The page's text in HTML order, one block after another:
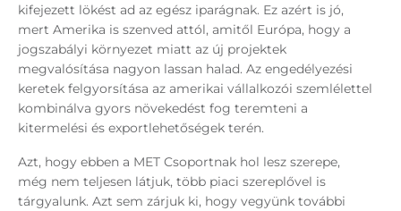
kifejezett lökést ad az egész iparágnak. Ez azért is jó,
mert Amerika is szenved attól, amitől Európa, hogy a
jogszabályi környezet miatt az új projektek
megvalósítása nagyon lassan halad. Az engedélyezési
keretek felgyorsítása az amerikai vállalkozói szemlélettel
kombinálva gyors növekedést fog teremteni a
kitermelési és exportlehetőségek terén.
Azt, hogy ebben a MET Csoportnak hol lesz szerepe,
még nem teljesen látjuk, több piaci szereplővel is
tárgyalunk. Azt sem zárjuk ki, hogy vegyünk további